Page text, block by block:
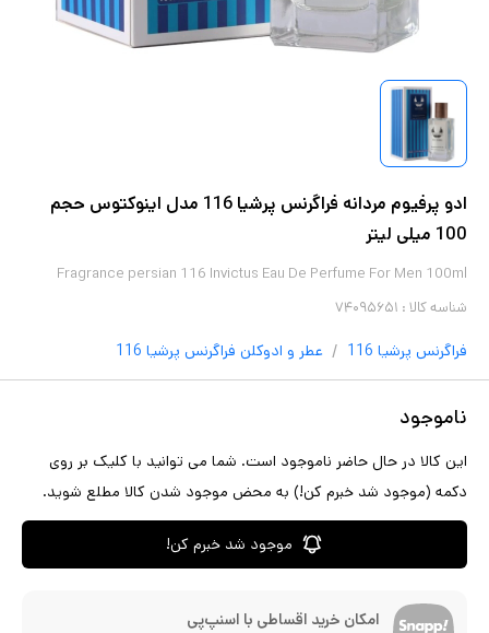
ادو پرفیوم مردانه فراگرنس پرشیا 116 مدل اینوکتوس حجم
100 میلی لیتر
Fragrance persian 116 Invictus Eau De Perfume For Men 100ml
شناسه کالا : ۷۴۰۹۵۶۵۱
فراگرنس پرشیا 116 / عطر و ادوکلن فراگرنس پرشیا 116
ناموجود
این کالا در حال حاضر ناموجود است. شما می توانید با کلیک بر روی
دکمه (موجود شد خبرم کن!) به محض موجود شدن کالا مطلع شوید.
موجود شد خبرم کن!
امکان خرید اقساطی با اسنپ‌پی